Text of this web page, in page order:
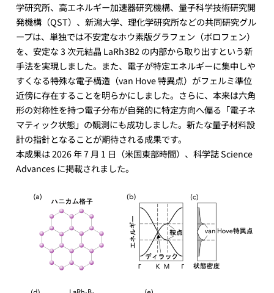
学研究所、高エネルギー加速器研究機構、量子科学技術研究開
発機構（QST）、新潟大学、理化学研究所などの共同研究グル
ープは、単独では不安定なホウ素版グラフェン（ボロフェン）
を、安定な 3 次元結晶 LaRh3B2 の内部から取り出すという新
手法を実現しました。また、電子が特定エネルギーに集中しや
すくなる特殊な電子構造（van Hove 特異点）がフェルミ準位
近傍に存在することを明らかにしました。さらに、本来は六角
形の対称性を持つ電子分布が自発的に特定方向へ偏る「電子ネ
マティック状態」の観測にも成功しました。新たな量子材料設
計の指針となることが期待される成果です。
本成果は 2026 年 7 月 1 日（米国東部時間）、科学誌 Science
Advances に掲載されました。